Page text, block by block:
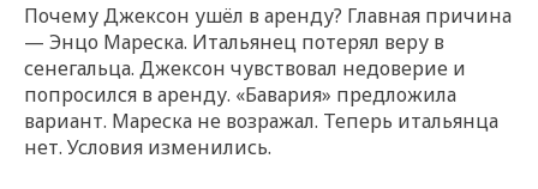
Почему Джексон ушёл в аренду? Главная причина
— Энцо Мареска. Итальянец потерял веру в
сенегальца. Джексон чувствовал недоверие и
попросился в аренду. «Бавария» предложила
вариант. Мареска не возражал. Теперь итальянца
нет. Условия изменились.